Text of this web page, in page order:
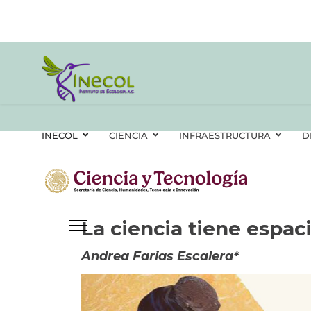
INECOL CIENCIA INFRAESTRUCTURA
La ciencia tiene
Andrea Farias Escalera*